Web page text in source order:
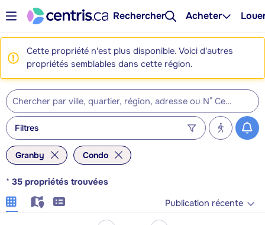
Rechercher Acheter
Cette propriété n'est plus disponible. Voici d'autres
propriétés semblables dans cette région.
Filtres
Granby Condo
* 35 propriétés trouvées
Publication récente